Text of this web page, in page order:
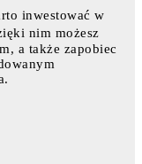
inwestować w
nim możesz
a także zapobiec